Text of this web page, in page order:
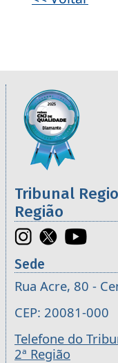
Informações
Imagem
Tribunal
Região
Sede
Rua Acre, 80 -
CEP: 20081-000
Telefone do
2ª Região